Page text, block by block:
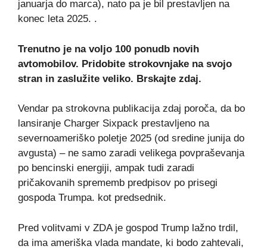
januarja do marca), nato pa je bil prestavljen na
konec leta 2025. .
Trenutno je na voljo 100 ponudb novih
avtomobilov. Pridobite strokovnjake na svojo
stran in zaslužite veliko. Brskajte zdaj.
Vendar pa strokovna publikacija zdaj poroča, da bo
lansiranje Charger Sixpack prestavljeno na
severnoameriško poletje 2025 (od sredine junija do
avgusta) – ne samo zaradi velikega povpraševanja
po bencinski energiji, ampak tudi zaradi
pričakovanih sprememb predpisov po prisegi
gospoda Trumpa. kot predsednik.
Pred volitvami v ZDA je gospod Trump lažno trdil,
da ima ameriška vlada mandate, ki bodo zahtevali,